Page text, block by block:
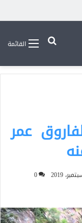
القائمةبحث عن
عمر
0